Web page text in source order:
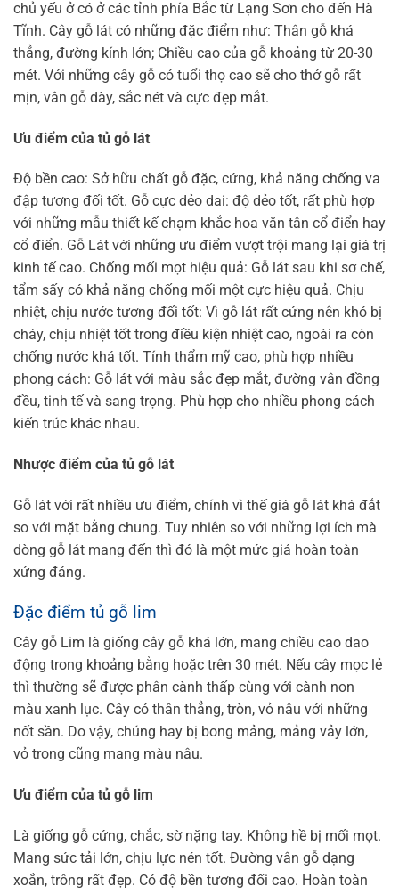
chủ yếu ở có ở các tỉnh phía Bắc từ Lạng Sơn cho đến Hà
Tĩnh. Cây gỗ lát có những đặc điểm như: Thân gỗ khá
thẳng, đường kính lớn; Chiều cao của gỗ khoảng từ 20-30
mét. Với những cây gỗ có tuổi thọ cao sẽ cho thớ gỗ rất
mịn, vân gỗ dày, sắc nét và cực đẹp mắt.
Ưu điểm của tủ gỗ lát
Độ bền cao: Sở hữu chất gỗ đặc, cứng, khả năng chống va
đập tương đối tốt. Gỗ cực dẻo dai: độ dẻo tốt, rất phù hợp
với những mẫu thiết kế chạm khắc hoa văn tân cổ điển hay
cổ điển. Gỗ Lát với những ưu điểm vượt trội mang lại giá trị
kinh tế cao. Chống mối mọt hiệu quả: Gỗ lát sau khi sơ chế,
tẩm sấy có khả năng chống mối một cực hiệu quả. Chịu
nhiệt, chịu nước tương đối tốt: Vì gỗ lát rất cứng nên khó bị
cháy, chịu nhiệt tốt trong điều kiện nhiệt cao, ngoài ra còn
chống nước khá tốt. Tính thẩm mỹ cao, phù hợp nhiều
phong cách: Gỗ lát với màu sắc đẹp mắt, đường vân đồng
đều, tinh tế và sang trọng. Phù hợp cho nhiều phong cách
kiến trúc khác nhau.
Nhược điểm của tủ gỗ lát
Gỗ lát với rất nhiều ưu điểm, chính vì thế giá gỗ lát khá đắt
so với mặt bằng chung. Tuy nhiên so với những lợi ích mà
dòng gỗ lát mang đến thì đó là một mức giá hoàn toàn
xứng đáng.
Đặc điểm tủ gỗ lim
Cây gỗ Lim là giống cây gỗ khá lớn, mang chiều cao dao
động trong khoảng bằng hoặc trên 30 mét. Nếu cây mọc lẻ
thì thường sẽ được phân cành thấp cùng với cành non
màu xanh lục. Cây có thân thẳng, tròn, vỏ nâu với những
nốt sần. Do vậy, chúng hay bị bong mảng, mảng vảy lớn,
vỏ trong cũng mang màu nâu.
Ưu điểm của tủ gỗ lim
Là giống gỗ cứng, chắc, sờ nặng tay. Không hề bị mối mọt.
Mang sức tải lớn, chịu lực nén tốt. Đường vân gỗ dạng
xoắn, trông rất đẹp. Có độ bền tương đối cao. Hoàn toàn